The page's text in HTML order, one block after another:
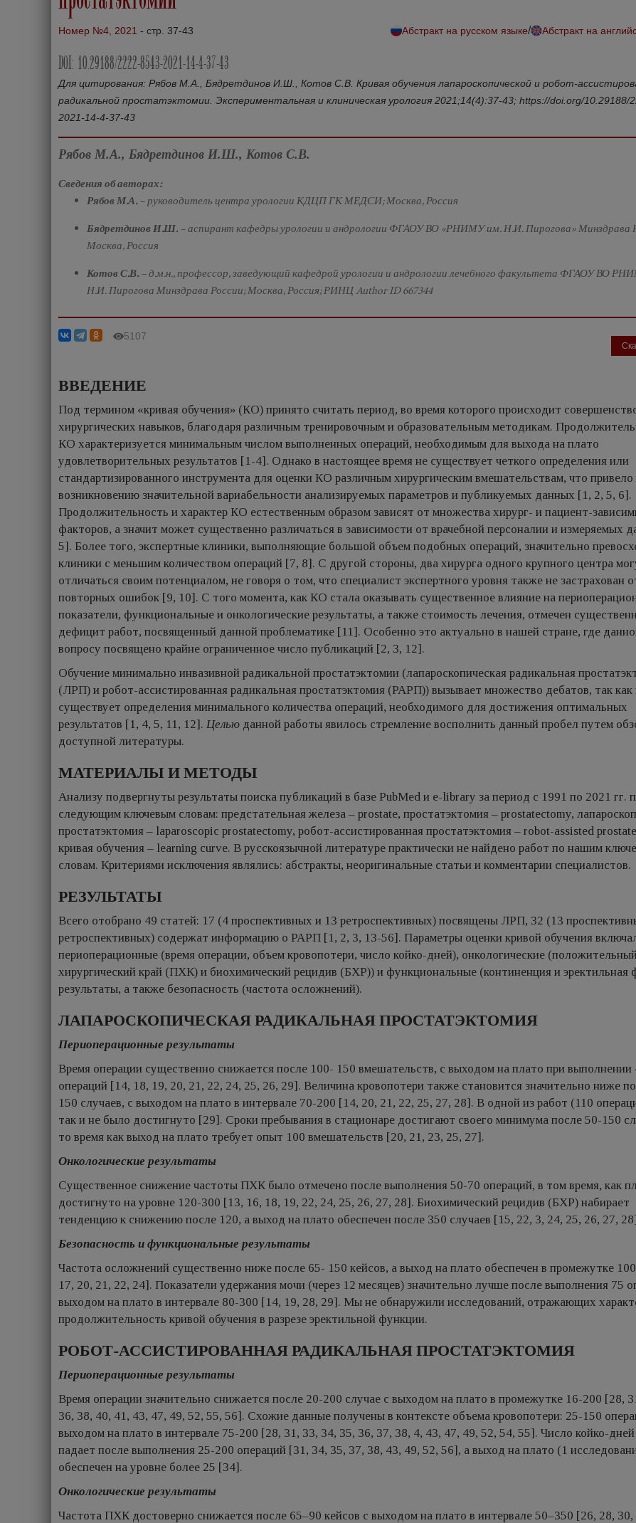
Номер №4, 2021 - стр. 37-43 Абстракт на русском языке/ Абстракт на
DOI: 10.29188/2222-8543-2021-14-4-37-43
Для цитирования: Рябов М.А., Бядретдинов И.Ш., Котов С.В. Кривая обучения лапароскопической и робот-
радикальной простатэктомии. Экспериментальная и клиническая урология 2021;14(4):37-43; https://doi.org/10.29188/
2021-14-4-37-43
Рябов М.А., Бядретдинов И.Ш., Котов С.В.
Сведения об авторах:
Рябов М.А. – руководитель центра урологии КДЦП ГК МЕДСИ; Москва, Россия
Бядретдинов И.Ш. – аспирант кафедры урологии и андрологии ФГАОУ ВО «РНИМУ им. Н.И. Пирогова» Минздрава
Москва, Россия
Котов С.В. – д.м.н., профессор, заведующий кафедрой урологии и андрологии лечебного факультета ФГАОУ ВО
Н.И. Пирогова Минздрава России; Москва, Россия; РИНЦ Author ID 667344
5107
ВВЕДЕНИЕ
Под термином «кривая обучения» (КО) принято считать период, во время которого происходит
хирургических навыков, благодаря различным тренировочным и образовательным методикам.
КО характеризуется минимальным числом выполненных операций, необходимым для выхода на плато
удовлетворительных результатов [1-4]. Однако в настоящее время не существует четкого определения или
стандартизированного инструмента для оценки КО различным хирургическим вмешательствам, что привело
возникновению значительной вариабельности анализируемых параметров и публикуемых данных [1, 2, 5, 6].
Продолжительность и характер КО естественным образом зависят от множества хирург- и пациент-
факторов, а значит может существенно различаться в зависимости от врачебной персоналии и измеряемых
5]. Более того, экспертные клиники, выполняющие большой объем подобных операций, значительно
клиники с меньшим количеством операций [7, 8]. С другой стороны, два хирурга одного крупного центра
отличаться своим потенциалом, не говоря о том, что специалист экспертного уровня также не застрахован
повторных ошибок [9, 10]. С того момента, как КО стала оказывать существенное влияние на
показатели, функциональные и онкологические результаты, а также стоимость лечения, отмечен
дефицит работ, посвященный данной проблематике [11]. Особенно это актуально в нашей стране, где
вопросу посвящено крайне ограниченное число публикаций [2, 3, 12].
Обучение минимально инвазивной радикальной простатэктомии (лапароскопическая радикальная
(ЛРП) и робот-ассистированная радикальная простатэктомия (РАРП)) вызывает множество дебатов, так как
существует определения минимального количества операций, необходимого для достижения оптимальных
результатов [1, 4, 5, 11, 12]. Целью данной работы явилось стремление восполнить данный пробел путем
доступной литературы.
МАТЕРИАЛЫ И МЕТОДЫ
Анализу подвергнуты результаты поиска публикаций в базе PubMed и e-library за период с 1991 по 2021 гг.
следующим ключевым словам: предстательная железа – prostate, простатэктомия – prostatectomy,
простатэктомия – laparoscopic prostatectomy, робот-ассистированная простатэктомия – robot-assisted
кривая обучения – learning curve. В русскоязычной литературе практически не найдено работ по нашим
словам. Критериями исключения являлись: абстракты, неоригинальные статьи и комментарии специалистов.
РЕЗУЛЬТАТЫ
Всего отобрано 49 статей: 17 (4 проспективных и 13 ретроспективных) посвящены ЛРП, 32 (13
ретроспективных) содержат информацию о РАРП [1, 2, 3, 13-56]. Параметры оценки кривой обучения
периоперационные (время операции, объем кровопотери, число койко-дней), онкологические (положительный
хирургический край (ПХК) и биохимический рецидив (БХР)) и функциональные (континенция и эректильная
результаты, а также безопасность (частота осложнений).
ЛАПАРОСКОПИЧЕСКАЯ РАДИКАЛЬНАЯ ПРОСТАТЭКТОМИЯ
Периоперационные результаты
Время операции существенно снижается после 100- 150 вмешательств, с выходом на плато при выполнении
операций [14, 18, 19, 20, 21, 22, 24, 25, 26, 29]. Величина кровопотери также становится значительно ниже
150 случаев, с выходом на плато в интервале 70-200 [14, 20, 21, 22, 25, 27, 28]. В одной из работ (110
так и не было достигнуто [29]. Сроки пребывания в стационаре достигают своего минимума после 50-150
то время как выход на плато требует опыт 100 вмешательств [20, 21, 23, 25, 27].
Онкологические результаты
Существенное снижение частоты ПХК было отмечено после выполнения 50-70 операций, в том время, как
достигнуто на уровне 120-300 [13, 16, 18, 19, 22, 24, 25, 26, 27, 28]. Биохимический рецидив (БХР) набирает
тенденцию к снижению поcле 120, а выход на плато обеспечен после 350 случаев [15, 22, 3, 24, 25, 26, 27,
Безопасность и функциональные результаты
Частота осложнений существенно ниже после 65- 150 кейсов, а выход на плато обеспечен в промежутке
17, 20, 21, 22, 24]. Показатели удержания мочи (через 12 месяцев) значительно лучше после выполнения 75
выходом на плато в интервале 80-300 [14, 19, 28, 29]. Мы не обнаружили исследований, отражающих
продолжительность кривой обучения в разрезе эректильной функции.
РОБОТ-АССИСТИРОВАННАЯ РАДИКАЛЬНАЯ ПРОСТАТЭКТОМИЯ
Периоперационные результаты
Время операции значительно снижается после 20-200 случае с выходом на плато в промежутке 16-200 [28,
36, 38, 40, 41, 43, 47, 49, 52, 55, 56]. Схожие данные получены в контексте объема кровопотери: 25-150
выходом на плато в интервале 75-200 [28, 31, 33, 34, 35, 36, 37, 38, 4, 43, 47, 49, 52, 54, 55]. Число койко-
падает после выполнения 25-200 операций [31, 34, 35, 37, 38, 43, 49, 52, 56], а выход на плато (1
обеспечен на уровне более 25 [34].
Онкологические результаты
Частота ПХК достоверно снижается после 65–90 кейсов с выходом на плато в интервале 50–350 [26, 28, 30,